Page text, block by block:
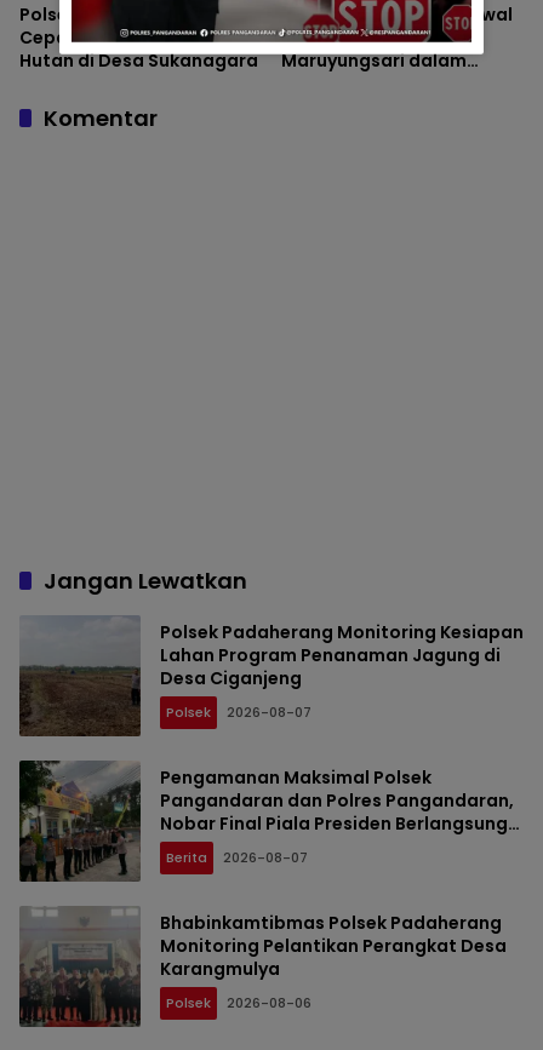
Polsek Padaherang Gerak
Cepat Tangani Kebakaran
Hutan di Desa Sukanagara
Polsek Padaherang Kawal
Aspirasi Warga
Maruyungsari dalam
Komentar
Jangan Lewatkan
Polsek Padaherang Monitoring Kesiapan
Lahan Program Penanaman Jagung di
Desa Ciganjeng
Polsek 2026-08-07
Pengamanan Maksimal Polsek
Pangandaran dan Polres Pangandaran,
Nobar Final Piala Presiden Berlangsung
Aman
Berita 2026-08-07
Bhabinkamtibmas Polsek Padaherang
Monitoring Pelantikan Perangkat Desa
Karangmulya
Polsek 2026-08-06